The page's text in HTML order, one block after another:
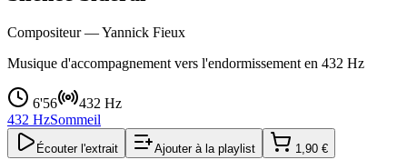
Compositeur —Yannick Fieux
Musique d'accompagnement vers l'endormissement en 432 Hz
6'56
432 Hz
432 HzSommeil
Écouter l'extrait Ajouter à la playlist 1,90 €